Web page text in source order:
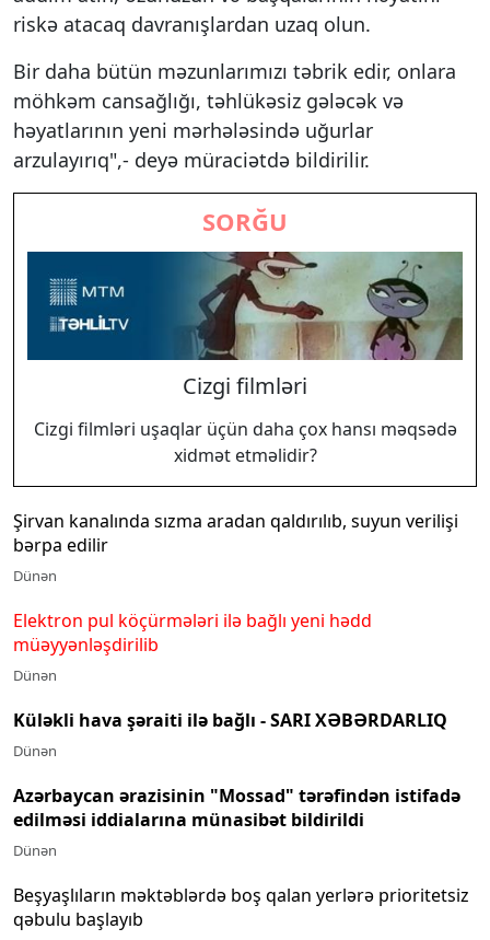
riskə atacaq davranışlardan uzaq olun.
Bir daha bütün məzunlarımızı təbrik edir, onlara
möhkəm cansağlığı, təhlükəsiz gələcək və
həyatlarının yeni mərhələsində uğurlar
arzulayırıq",- deyə müraciətdə bildirilir.
SORĞU
Cizgi filmləri
Cizgi filmləri uşaqlar üçün daha çox hansı məqsədə
xidmət etməlidir?
Şirvan kanalında sızma aradan qaldırılıb, suyun verilişi
bərpa edilir
Dünən
Elektron pul köçürmələri ilə bağlı yeni hədd
müəyyənləşdirilib
Dünən
Küləkli hava şəraiti ilə bağlı - SARI XƏBƏRDARLIQ
Dünən
Azərbaycan ərazisinin "Mossad" tərəfindən istifadə
edilməsi iddialarına münasibət bildirildi
Dünən
Beşyaşlıların məktəblərdə boş qalan yerlərə prioritetsiz
qəbulu başlayıb